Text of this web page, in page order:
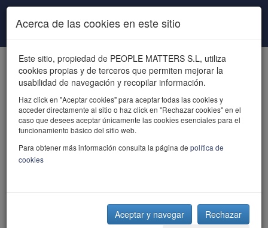
Pasar al contenido principal
powered by talent
Acerca de las cookies en este sitio
Este sitio, propiedad de PEOPLE MATTERS S.L, utiliza
cookies propias y de terceros que permiten mejorar la
usabilidad de navegación y recopilar información.
Haz click en "Aceptar cookies" para aceptar todas las cookies y
acceder directamente al sitio o haz click en "Rechazar cookies" en el
caso que desees aceptar únicamente las cookies esenciales para el
funcionamiento básico del sitio web.
Para obtener más información consulta la página de política de
cookies
Aceptar y navegar
Rechazar